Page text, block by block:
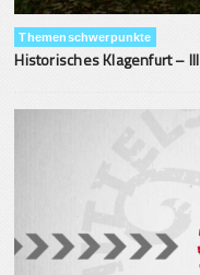
Themenschwerpunkte
Historisches Klagenfurt – III